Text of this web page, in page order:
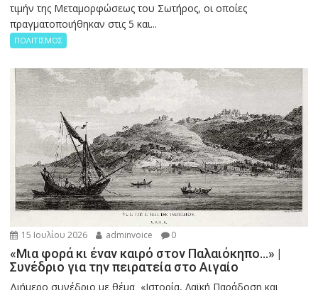
τιμήν της Μεταμορφώσεως του Σωτήρος, οι οποίες
πραγματοποιήθηκαν στις 5 και...
ΠΟΛΙΤΙΣΜΟΣ
15 Ιουλίου 2026 adminvoice 0
«Μια φορά κι έναν καιρό στον Παλαιόκηπο…» |
Συνέδριο για την πειρατεία στο Αιγαίο
Διήμερο συνέδριο με θέμα «Ιστορία, Λαϊκή Παράδοση και